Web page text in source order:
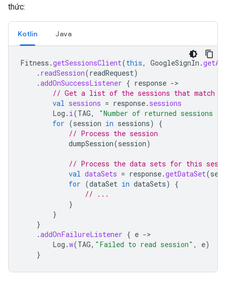
thức:
Kotlin Java
Fitness .getSessionsClient(this, GoogleSignIn .
. readSession(readRequest)
.addOnSuccessListener { response -
// Get a list of the sessions that match
val sessions = response. sessions
Log . i(TAG,
"Number of returned sessions
for (session in sessions)
{
// Process the session
dumpSession(session)
// Process the data sets for this
val dataSets = response.getDataSet(
for (dataSet in dataSets)
{
// ...
}
}
}
.addOnFailureListener { e -
Log .w(TAG, "Failed to read session" , e)
}